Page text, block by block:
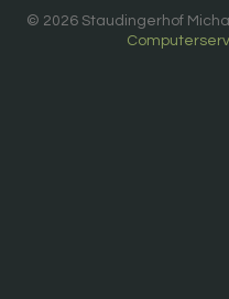
© 2026 Staudingerhof